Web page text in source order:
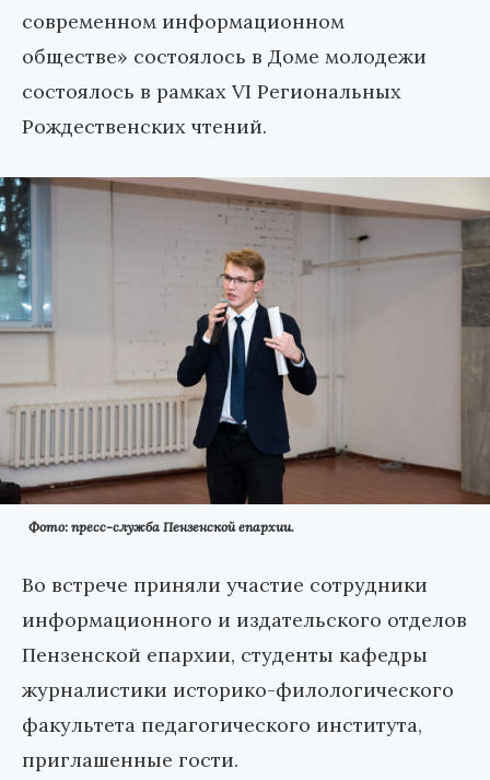
современном информационном
обществе» состоялось в Доме молодежи
состоялось в рамках VI Региональных
Рождественских чтений.
Фото: пресс-служба Пензенской епархии.
Во встрече приняли участие сотрудники
информационного и издательского отделов
Пензенской епархии, студенты кафедры
журналистики историко-филологического
факультета педагогического института,
приглашенные гости.